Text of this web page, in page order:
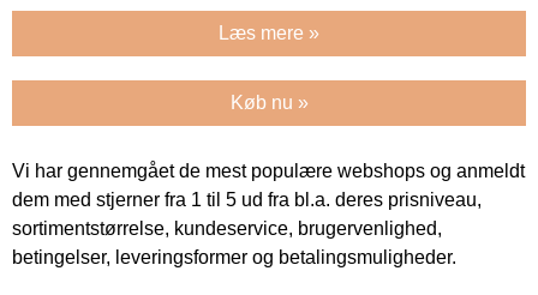
Læs mere »
Køb nu »
Vi har gennemgået de mest populære webshops og anmeldt
dem med stjerner fra 1 til 5 ud fra bl.a. deres prisniveau,
sortimentstørrelse, kundeservice, brugervenlighed,
betingelser, leveringsformer og betalingsmuligheder.